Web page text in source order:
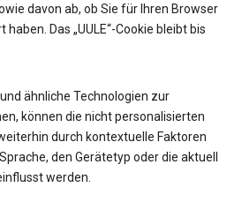
davon ab, ob Sie für Ihren Browser
Das „UULE“-Cookie bleibt bis
ähnliche Technologien zur
können die nicht personalisierten
durch kontextuelle Faktoren
den Gerätetyp oder die aktuell
werden.